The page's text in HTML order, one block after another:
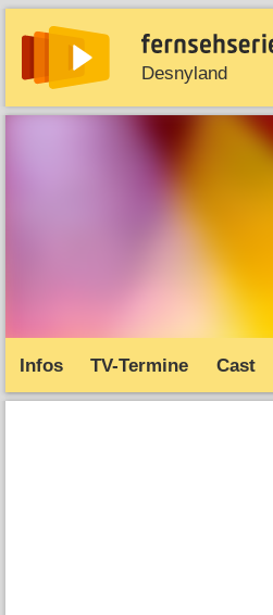
Desnyland
News Entdecken
Infos TV-Termine Cast